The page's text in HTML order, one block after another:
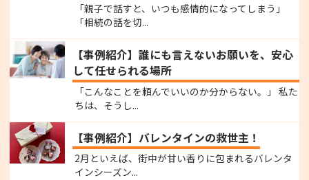
「親子で話すと、いつも感情的になってしまう」
「相続の話を切...
【事例紹介】誰にも言えないお願いを、安心
して任せられる場所
「こんなことを頼んでいいのか分からない。」 私た
ちは、そうし...
【事例紹介】バレンタインの救世主！
2月といえば、街中が甘い香りに包まれるバレンタ
インシーズン...